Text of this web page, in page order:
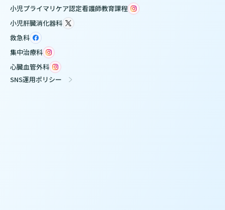
小児プライマリケア認定看護師教育課程
小児肝臓消化器科
救急科
集中治療科
心臓血管外科
SNS運用ポリシー